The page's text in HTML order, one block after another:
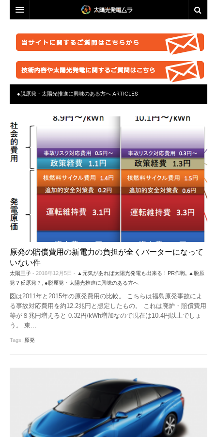
事業計画を立ててみましょう！
●太陽光発電のリスク・デメリット
▲ご注意ください！詐欺事例紹介
●金融対策・資金調達
●太陽光発電所経営
●施工会社
●パネル
●パワコン
●雑草対策
●保険
●フェンス
●分譲
●自作キット
セミナー動画販売
太陽光発電ムラオフライン活動「しげる会」
●体験会
脱原発・太陽光推進に興味のある方へ
業者選定に困ったら
架台販売
フェンス
防草シート
業務委託
分譲紹介・販売
お問い合わせ総合窓口
特定商取引法に基づく表記
プライバシーポリシー
FACEBOOKページ
FACEBOOKグループ
このサイトの使い方
太陽光発電ムラの目指すこと
太陽光発電ムラ・ポータルへ
●脱原発・太陽光推進に興味のある方へ ARTICLES
原発の賠償費用の新電力の負担が全くバーターになって
いない件
太陽王子 - 2016年12月5日 - ▲元気があれば太陽光発電も出来る！PR作戦
▲脱原
発？反原発？
●脱原発・太陽光推進に興味のある方へ
図は2011年と2015年の原発費用の比較。 こちらは福島原発事故によ
る事故対応費用を約12.2兆円と想定したもの。 これは廃炉・賠償費用
等が８兆円増えると 0.32円/kWh増加なので現在は10.4円以上でしょ
う。 東
Tags: 原発